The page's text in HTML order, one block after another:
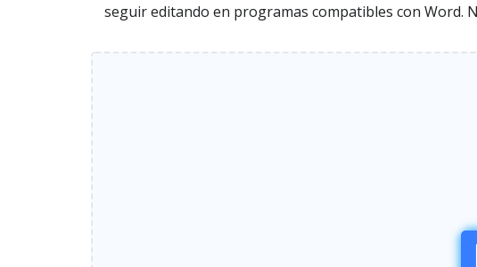
seguir editando en programas compatibles con Word.